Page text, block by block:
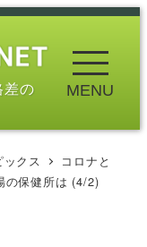
差の MENU
クス
コロナと
の保健所は (4/2)